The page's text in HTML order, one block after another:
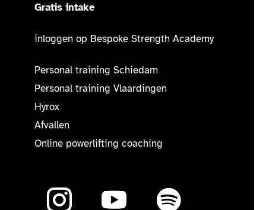
Gratis intake
inloggen op Bespoke Strength Academy
Personal training Schiedam
Personal training Vlaardingen
Hyrox
Afvallen
Online powerlifting coaching